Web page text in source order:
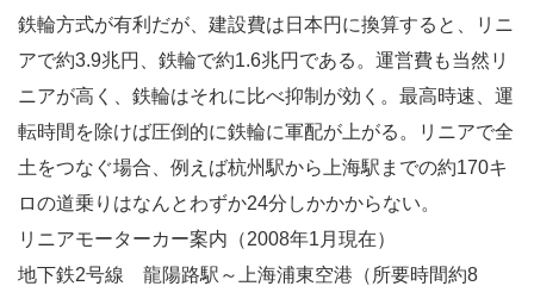
鉄輪方式が有利だが、建設費は日本円に換算すると、リニ
アで約3.9兆円、鉄輪で約1.6兆円である。運営費も当然リ
ニアが高く、鉄輪はそれに比べ抑制が効く。最高時速、運
転時間を除けば圧倒的に鉄輪に軍配が上がる。リニアで全
土をつなぐ場合、例えば杭州駅から上海駅までの約170キ
ロの道乗りはなんとわずか24分しかかからない。
リニアモーターカー案内（2008年1月現在）
地下鉄2号線 龍陽路駅～上海浦東空港（所要時間約8